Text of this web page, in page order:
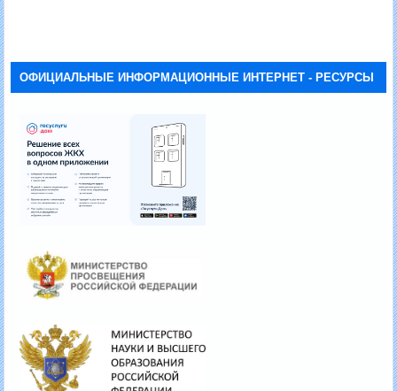
ОФИЦИАЛЬНЫЕ ИНФОРМАЦИОННЫЕ ИНТЕРНЕТ - РЕСУРСЫ